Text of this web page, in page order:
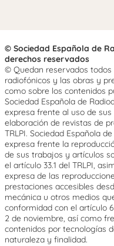
© Sociedad Española de
derechos reservados
© Quedan reservados
radiofónicos y las obras y
como sobre los contenidos
Sociedad Española de
expresa frente al uso de
elaboración de revistas de
TRLPI. Sociedad Española
expresa frente la
de sus trabajos y artículos
el artículo 33.1 del TRLPI,
expresa de las
prestaciones accesibles
mecánica u otros medios
conformidad con el artículo
2 de noviembre, así como
contenidos por tecnologías
naturaleza y finalidad.